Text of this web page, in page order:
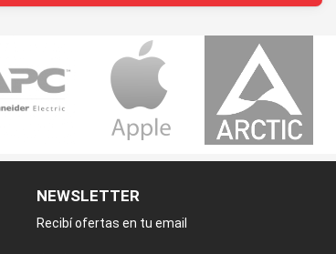
NEWSLETTER
Recibí ofertas en tu email